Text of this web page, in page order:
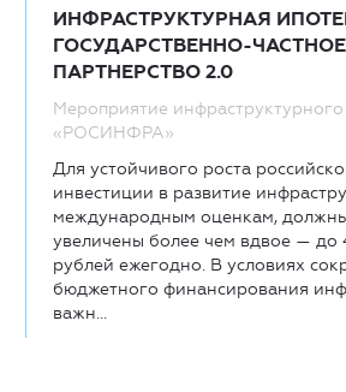
ИНФРАСТРУКТУРНАЯ
ГОСУДАРСТВЕННО-ЧАСТНОЕ
ПАРТНЕРСТВО 2.0
Мероприятие инфраструктурного
«РОСИНФРА»
Для устойчивого роста
инвестиции в развитие
международным оценкам,
увеличены более чем вдвое — до
рублей ежегодно. В условиях
бюджетного финансирования
важн...